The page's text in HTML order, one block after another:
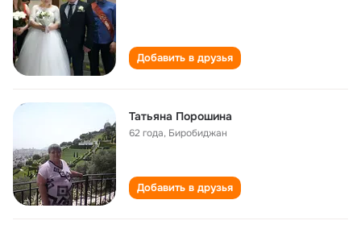
Добавить в друзья
Татьяна Порошина
62 года, Биробиджан
Добавить в друзья